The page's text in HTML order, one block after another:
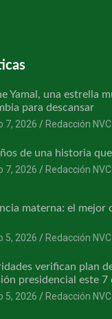
Yamal, una estrella
para descansar
7, 2026
Redacción NVC
de una historia
7, 2026
Redacción NVC
materna: el mejor
5, 2026
Redacción NVC
verifican plan
presidencial este 7
5, 2026
Redacción NVC